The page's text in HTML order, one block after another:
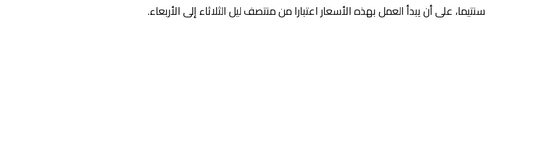
سنتيما، على أن يبدأ العمل بهذه الأسعار اعتبارا من منتصف ليل الثلاثاء إلى الأربعاء.